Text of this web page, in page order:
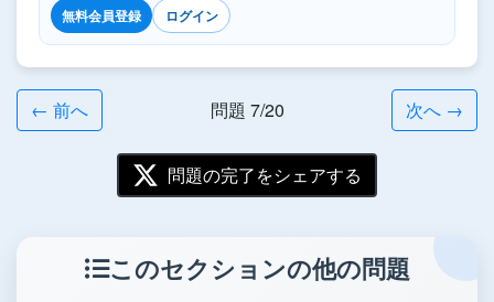
無料会員登録 ログイン
← 前へ 問題 7/20 次へ →
問題の完了をシェアする
このセクションの他の問題